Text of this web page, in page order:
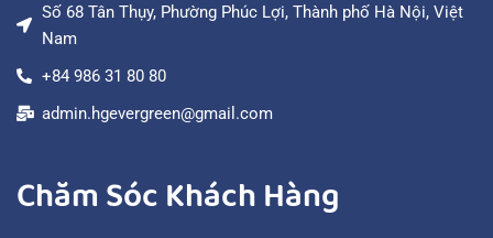
Số 68 Tân Thụy, Phường Phúc Lợi, Thành phố Hà Nội, Việt
Nam
+84 986 31 80 80
admin.hgevergreen@gmail.com
Chăm Sóc Khách Hàng